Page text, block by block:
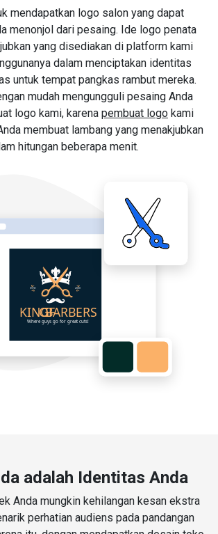
mendapatkan logo salon yang dapat
menonjol dari pesaing. Ide logo penata
yang disediakan di platform kami
dalam menciptakan identitas
untuk tempat pangkas rambut mereka.
mudah mengungguli pesaing Anda
logo kami, karena pembuat logo kami
membuat lambang yang menakjubkan
hitungan beberapa menit.
adalah Identitas Anda
Anda mungkin kehilangan kesan ekstra
perhatian audiens pada pandangan